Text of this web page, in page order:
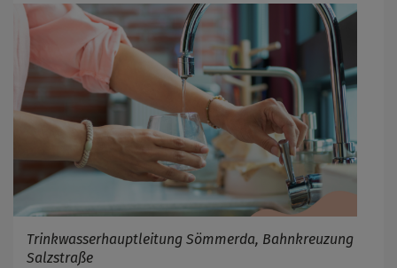
Trinkwasserhauptleitung Sömmerda, Bahnkreuzung
Salzstraße
Cookie Name
_osm_totp_token
Cookie Laufzeit
Name
Cookies die bei der Verwendung von
OpenWeatherAPI gesetzt werden
Anbieter
Zweck